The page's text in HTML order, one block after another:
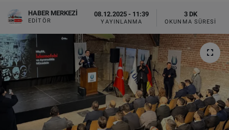
HABER MERKEZI
EDITÖR
08.12.2025 - 11:39
YAYINLANMA
3 DK
OKUNMA SÜRESI
FOTO GALERİ
VIDEO GALERİ
ALGEMENE VOORWAARDEN
CONTACT
Çerez Politikası